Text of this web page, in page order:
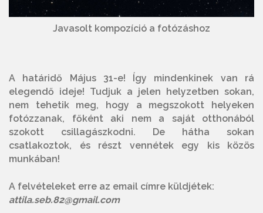
Javasolt kompozíció a fotózáshoz
A határidő Május 31-e! Így mindenkinek van rá
elegendő ideje! Tudjuk a jelen helyzetben sokan,
nem tehetik meg, hogy a megszokott helyeken
fotózzanak, főként aki nem a saját otthonából
szokott csillagászkodni. De hátha sokan
csatlakoztok, és részt vennétek egy kis közös
munkában!
A felvételeket erre az email címre küldjétek:
attila.seb.82@gmail.com